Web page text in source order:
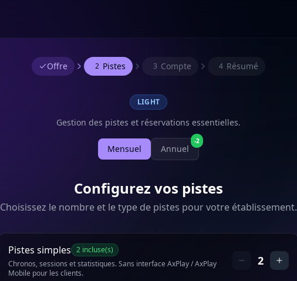
Offre 2 Pistes 3 Compte 4 Résumé
LIGHT
Gestion des pistes et réservations essentielles.
Mensuel Annuel
-2
Configurez vos pistes
Choisissez le nombre et le type de pistes pour votre établissement.
Pistes simples 2 incluse(s)
Chronos, sessions et statistiques. Sans interface AxPlay / AxPlay
Mobile pour les clients.
2